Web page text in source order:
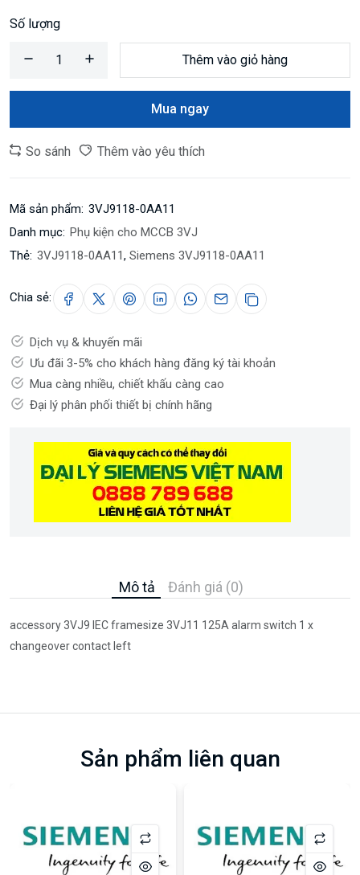
Số lượng
Thêm vào giỏ hàng
Mua ngay
So sánh Thêm vào yêu thích
Mã sản phẩm: 3VJ9118-0AA11
Danh mục: Phụ kiện cho MCCB 3VJ
Thẻ: 3VJ9118-0AA11, Siemens 3VJ9118-0AA11
Chia sẻ:
Dịch vụ & khuyến mãi
Ưu đãi 3-5% cho khách hàng đăng ký tài khoản
Mua càng nhiều, chiết khấu càng cao
Đại lý phân phối thiết bị chính hãng
Mô tả Đánh giá (0)
accessory 3VJ9 IEC framesize 3VJ11 125A alarm switch 1 x
changeover contact left
Sản phẩm liên quan